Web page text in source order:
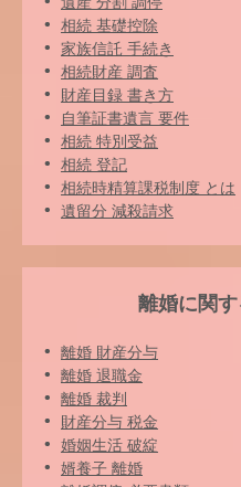
相続 基礎控除
家族信託 手続き
相続財産 調査
財産目録 書き方
自筆証書遺言 要件
相続 特別受益
相続 登記
相続時精算課税制度 とは
遺留分 減殺請求
離婚に関
離婚 財産分与
離婚 退職金
離婚 裁判
財産分与 税金
婚姻生活 破綻
婿養子 離婚